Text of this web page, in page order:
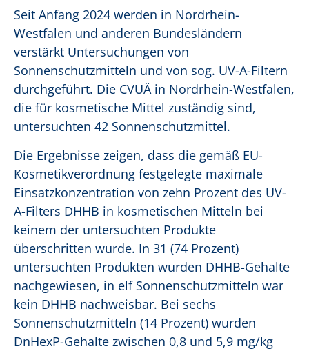
Seit Anfang 2024 werden in Nordrhein-
Westfalen und anderen Bundesländern
verstärkt Untersuchungen von
Sonnenschutzmitteln und von sog. UV-A-Filtern
durchgeführt. Die CVUÄ in Nordrhein-Westfalen,
die für kosmetische Mittel zuständig sind,
untersuchten 42 Sonnenschutzmittel.
Die Ergebnisse zeigen, dass die gemäß EU-
Kosmetikverordnung festgelegte maximale
Einsatzkonzentration von zehn Prozent des UV-
A-Filters DHHB in kosmetischen Mitteln bei
keinem der untersuchten Produkte
überschritten wurde. In 31 (74 Prozent)
untersuchten Produkten wurden DHHB-Gehalte
nachgewiesen, in elf Sonnenschutzmitteln war
kein DHHB nachweisbar. Bei sechs
Sonnenschutzmitteln (14 Prozent) wurden
DnHexP-Gehalte zwischen 0,8 und 5,9 mg/kg